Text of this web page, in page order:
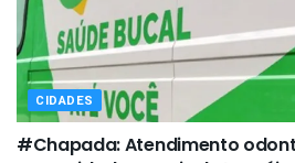
CIDADES
#Chapada: Atendimento